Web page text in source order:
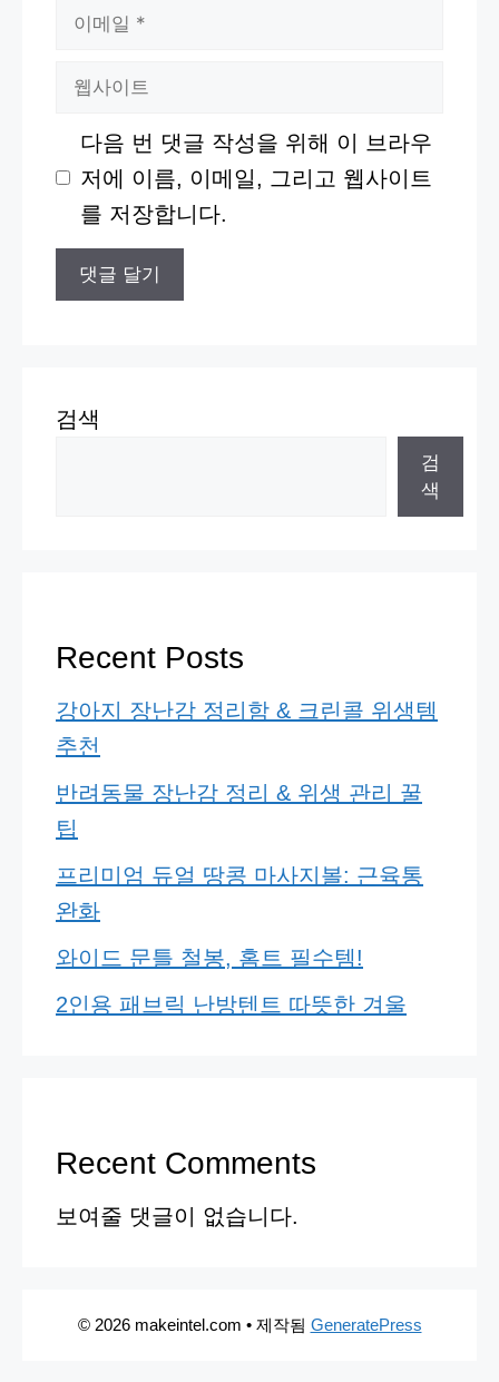
이
일
웹
트
다음 번 댓글 작성을 위해 이 브라우
저에 이름, 이메일, 그리고 웹사이트
를 저장합니다.
검색
검
색
Recent Posts
강아지 장난감 정리함 & 크린콜 위생템
추천
반려동물 장난감 정리 & 위생 관리 꿀
팁
프리미엄 듀얼 땅콩 마사지볼: 근육통
완화
와이드 문틀 철봉, 홈트 필수템!
2인용 패브릭 난방텐트 따뜻한 겨울
Recent Comments
보여줄 댓글이 없습니다.
© 2026 makeintel.com • 제작됨 GeneratePress